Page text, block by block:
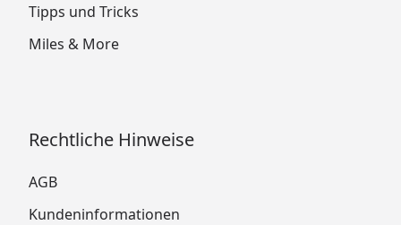
Tipps und Tricks
Miles & More
Rechtliche Hinweise
AGB
Kundeninformationen